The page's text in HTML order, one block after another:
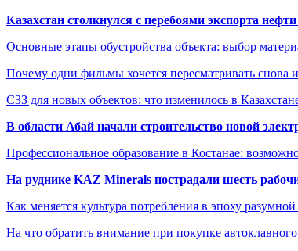
Казахстан столкнулся с перебоями экспорта
Основные этапы обустройства объекта: выбор
Почему одни фильмы хочется пересматривать снова
СЗЗ для новых объектов: что изменилось в
В области Абай начали строительство новой
Профессиональное образование в Костанае:
На руднике KAZ Minerals пострадали шесть
Как меняется культура потребления в эпоху
На что обратить внимание при покупке автоклавного